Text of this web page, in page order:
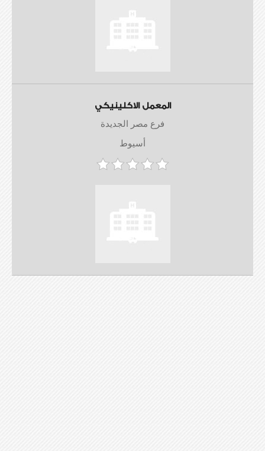
المعمل الاكلينيكي
فرع مصر الجديدة
أسيوط